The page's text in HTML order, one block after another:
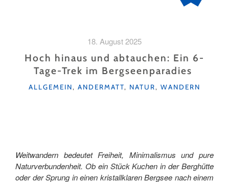
18. August 2025
Hoch hinaus und abtauchen: Ein 6-
Tage-Trek im Bergseenparadies
KATEGORIEN
ALLGEMEIN, ANDERMATT, NATUR, WANDERN
Weitwandern bedeutet Freiheit, Minimalismus und pure
Naturverbundenheit. Ob ein Stück Kuchen in der Berghütte
oder der Sprung in einen kristallklaren Bergsee nach einem